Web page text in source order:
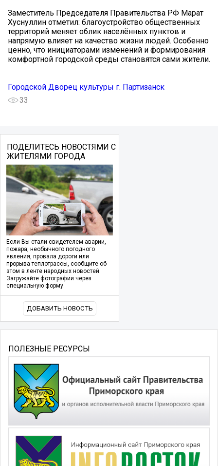
Заместитель Председателя Правительства РФ Марат
Хуснуллин отметил: благоустройство общественных
территорий меняет облик населённых пунктов и
напрямую влияет на качество жизни людей. Особенно
ценно, что инициаторами изменений и формирования
комфортной городской среды становятся сами жители.
Городской Дворец культуры г. Партизанск
33
ПОДЕЛИТЕСЬ НОВОСТЯМИ С
ЖИТЕЛЯМИ ГОРОДА
Если Вы стали свидетелем аварии,
пожара, необычного погодного
явления, провала дороги или
прорыва теплотрассы, сообщите об
этом в ленте народных новостей.
Загружайте фотографии через
специальную форму.
ДОБАВИТЬ НОВОСТЬ
ПОЛЕЗНЫЕ РЕСУРСЫ